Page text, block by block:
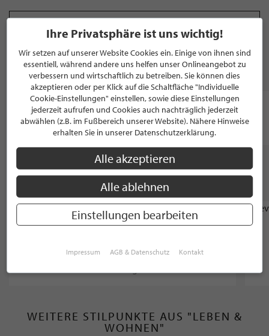
MARKEN
WEITERE STILPUNKTE GANZ IN DER NÄHE
VON "JOACHIM RECHTSTEINER"
IMMOBILIENMAKLER
WEITERE STILPUNKTE AUS "LEBEN &
WOHNEN"
Ihre Privatsphäre ist uns wichtig!
Wir setzen auf unserer Website Cookies ein. Einige von ihnen sind
essentiell, während andere uns helfen unser Onlineangebot zu
verbessern und wirtschaftlich zu betreiben. Sie können dies
akzeptieren oder per Klick auf die Schaltfläche "Individuelle
Cookie-Einstellungen" einstellen, sowie diese Einstellungen
jederzeit aufrufen und Cookies auch nachträglich jederzeit
abwählen (z.B. im Fußbereich unserer Website). Nähere Hinweise
erhalten Sie in unserer Datenschutzerklärung.
Alle akzeptieren
Alle ablehnen
Einstellungen bearbeiten
Impressum AGB & Datenschutz Kontakt